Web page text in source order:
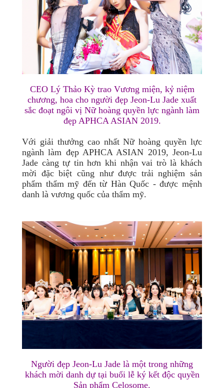
CEO Lý Thảo Kỳ trao Vương miện, kỷ niệm
chương, hoa cho người đẹp Jeon-Lu Jade xuất
sắc đoạt ngôi vị Nữ hoàng quyền lực ngành làm
đẹp APHCA ASIAN 2019.
Với giải thưởng cao nhất Nữ hoàng quyền lực
ngành làm đẹp APHCA ASIAN 2019,Jeon-Lu
Jade càng tự tin hơn khi nhận vai trò là khách
mời đặc biệt cũng như được trải nghiệm sản
phẩm thẩm mỹ đến từ Hàn Quốc - được mệnh
danh là vương quốc của thẩm mỹ.
Người đẹp Jeon-Lu Jade là một trong những
khách mời danh dự tại buổi lễ ký kết độc quyền
Sản phẩm Celosome.